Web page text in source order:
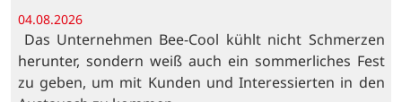
04.08.2026
Das Unternehmen Bee-Cool kühlt nicht Schmerzen
herunter, sondern weiß auch ein sommerliches Fest
zu geben, um mit Kunden und Interessierten in den